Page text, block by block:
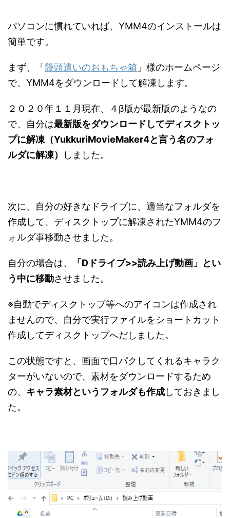
パソコンに慣れていれば、YMM4のインストールは
簡単です。
まず、「 饅頭遣いのおもちゃ箱 」様のホームページ
で、YMM4をダウンロードして解凍します。
２０２０年１１月現在、４β版が最新版のようなの
で、自分は最新版をダウンロードしてディスクトッ
プに解凍（YukkuriMovieMaker4と言う名のフォ
ルダに解凍）
しました。
次に、自分の好きなドライブに、適当なフォルダを
作成して、ディスクトップに解凍されたYMM4のフ
ォルダ事移動させました。
自分の場合は、
「Dドライブ>>読み上げ動画」とい
う中に移動させました。
※自動でディスクトップ等へのアイコンは作成され
ませんので、自分で実行ファイルをショートカット
作成してディスクトップへだしました。
この状態ですと、画面で口パクしてくれるキャラク
ターがいないので、素材をダウンロードするため
の、 キャラ素材というフォルダも作成しておきまし
た。